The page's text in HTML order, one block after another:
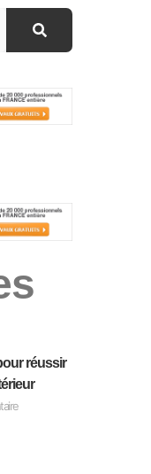
réussir